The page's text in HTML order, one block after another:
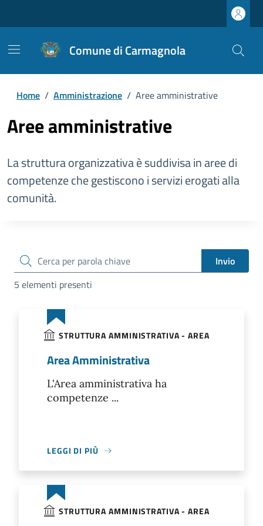
Comune di Carmagnola
Home / Amministrazione / Aree amministrative
Aree amministrative
La struttura organizzativa è suddivisa in aree di
competenze che gestiscono i servizi erogati alla
comunità.
cerca
Invio
5 elementi presenti
STRUTTURA AMMINISTRATIVA - AREA
Area Amministrativa
L'Area amministrativa ha
competenze ...
LEGGI DI PIÙ
STRUTTURA AMMINISTRATIVA - AREA